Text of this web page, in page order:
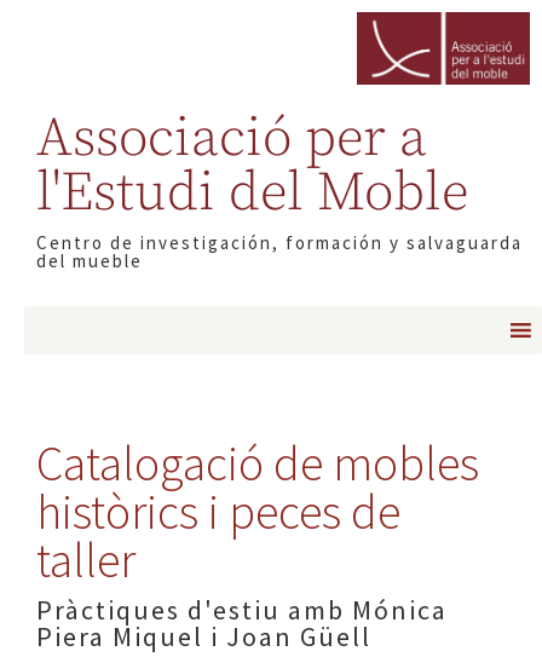
Associació per a
l'Estudi del Moble
Centro de investigación, formación y salvaguarda
del mueble
Catalogació de mobles
històrics i peces de
taller
Pràctiques d'estiu amb Mónica
Piera Miquel i Joan Güell